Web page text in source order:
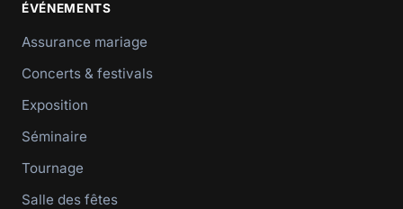
ÉVÉNEMENTS
Assurance mariage
Concerts & festivals
Exposition
Séminaire
Tournage
Salle des fêtes